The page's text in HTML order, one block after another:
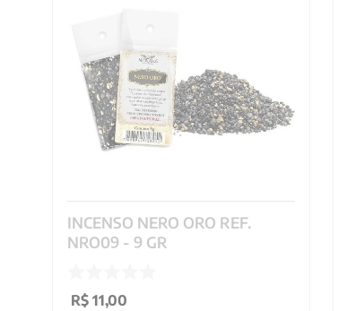
INCENSO NERO ORO REF.
NRO09 - 9 GR
R$ 11,00